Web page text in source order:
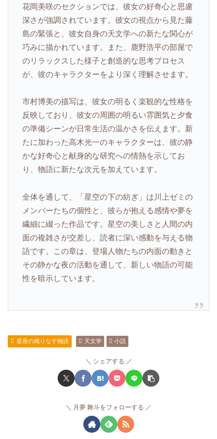
花岡美咲のセクションでは、彼女の好奇心と思慮
深さが強調されています。彼女の視点から見た藤
島の緊張と、彼女自身の天文学への新たな関心が
巧みに描かれています。また、鹿野浩平の部屋で
のリラックスした様子と創造的な思考プロセス
が、彼のキャラクターをより深く理解させます。
市村博美の描写は、彼女の明るく楽観的な性格を
反映しており、彼女の周囲の明るい雰囲気と夕食
の準備シーンが日常生活の温かさを伝えます。新
たに加わった高木光一のキャラクターは、彼の静
かな好奇心と献身的な研究への情熱を示してお
り、物語に新たな次元を加えています。
全体を通して、「星空の下の紡ぎ」は川上ゼミの
メンバーたちの個性と、彼らが抱える感情や夢を
繊細に綴った作品です。星空の美しさと人間の内
面の複雑さが交差し、読者に深い感動を与える物
語です。この章は、登場人物たちの内面の動きと
その静かな夜の活動を通して、新しい物語の可能
性を暗示しています。
星座の織りなす物語 天文学 小説
シェアする
月夢 舞斗をフォローする